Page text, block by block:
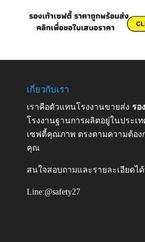
เกี่ยวกับเรา
เราคือตัวแทนโรงงานขายส่ง รอ
โรงงานฐานการผลิตอยู่ในประเ
เซฟตี้คุณภาพ ตรงตามความต้อ
คุณ
สนใจสอบถามและรายละเอียดได้
Line:@safety27